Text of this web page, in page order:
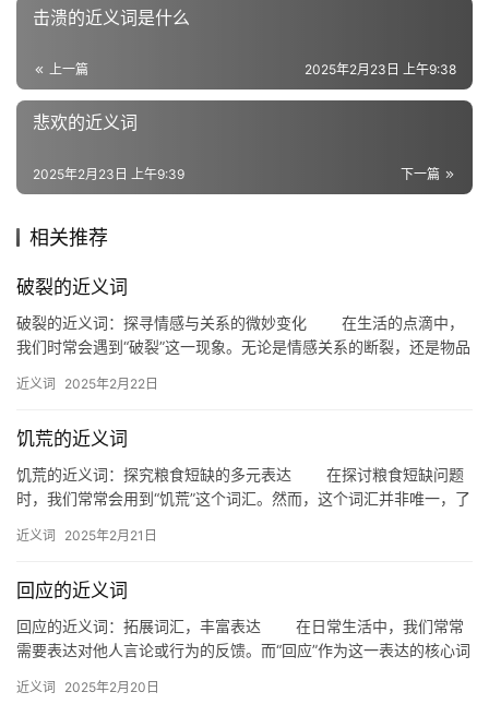
义
词
组
拼
音
击溃的近义词是什么
上一篇 2025年2月23日 上午9:38
悲欢的近义词
下一篇
2025年2月23日 上午9:39
相关推荐
破裂的近义词
破裂的近义词：探寻情感与关系的微妙变化 在生活的点滴中，
我们时常会遇到“破裂”这一现象。无论是情感关系的断裂，还是物品
近义词 2025年2月22日
饥荒的近义词
饥荒的近义词：探究粮食短缺的多元表达 在探讨粮食短缺问题
时，我们常常会用到“饥荒”这个词汇。然而，这个词汇并非唯一，了
近义词 2025年2月21日
回应的近义词
回应的近义词：拓展词汇，丰富表达 在日常生活中，我们常常
需要表达对他人言论或行为的反馈。而“回应”作为这一表达的核心词
近义词 2025年2月20日